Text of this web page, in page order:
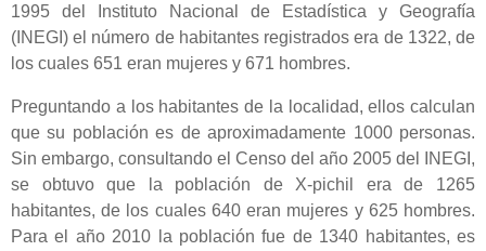
1995 del Instituto Nacional de Estadística y Geografía
(INEGI) el número de habitantes registrados era de 1322, de
los cuales 651 eran mujeres y 671 hombres.
Preguntando a los habitantes de la localidad, ellos calculan
que su población es de aproximadamente 1000 personas.
Sin embargo, consultando el Censo del año 2005 del INEGI,
se obtuvo que la población de X-pichil era de 1265
habitantes, de los cuales 640 eran mujeres y 625 hombres.
Para el año 2010 la población fue de 1340 habitantes, es